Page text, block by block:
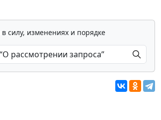
силу, изменениях и порядке